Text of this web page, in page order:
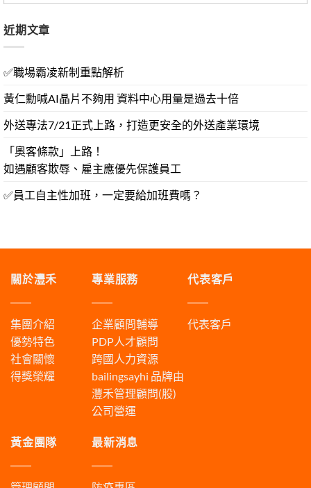
近期文章
✅職場霸凌新制重點解析
黃仁勳喊AI晶片不夠用 資料中心用量是過去十倍
外送專法7/21正式上路，打造更安全的外送產業環境
「奧客條款」上路！
如遇顧客欺辱、雇主應優先保護員工
✅員工自主性加班，一定要給加班費嗎？
關於灃禾
集團介紹
優勢特色
社會關懷
得獎榮耀
專業服務
企業顧問輔導
PDP人才顧問
跨國人力資源
bailingsayhi 品牌由
灃禾管理顧問(股)
公司營運
代表客戶
代表客戶
黃金團隊 最新消息